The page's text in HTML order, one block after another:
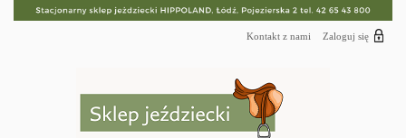
Zaloguj się
Kontakt z nami